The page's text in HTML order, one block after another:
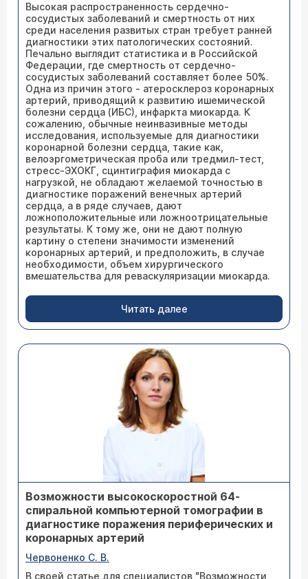
Высокая распространенность сердечно-
сосудистых заболеваний и смертность от них
среди населения развитых стран требует ранней
диагностики этих патологических состояний.
Печально выглядит статистика и в Российской
Федерации, где смертность от сердечно-
сосудистых заболеваний составляет более 50%.
Одна из причин этого - атеросклероз коронарных
артерий, приводящий к развитию ишемической
болезни сердца (ИБС), инфаркта миокарда. К
сожалению, обычные неинвазивные методы
исследования, используемые для диагностики
коронарной болезни сердца, такие как,
велоэргометрическая проба или тредмил-тест,
стресс-ЭХОКГ, сцинтиграфия миокарда с
нагрузкой, не обладают желаемой точностью в
диагностике поражений венечных артерий
сердца, а в ряде случаев, дают
ложноположительные или ложноотрицательные
результаты. К тому же, они не дают полную
картину о степени значимости изменений
коронарных артерий, и предположить, в случае
необходимости, объем хирургического
вмешательства для реваскуляризации миокарда.
Читать далее
Возможности высокоскоростной 64-
спиральной компьютерной томографии в
диагностике поражения периферических и
коронарных артерий
Червоненко С. В.
В своей статье для специалистов "Возможности